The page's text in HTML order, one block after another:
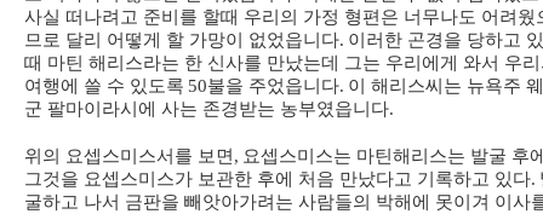
사실 떠나려고 준비를 할때 우리의 가정 형편은 너무나도 어려웠
므로 달리 어떻게 할 가망이 없었읍니다. 이러한 곤경을 당하고
때 마틴 해리스라는 한 신사를 만났는데 그는 우리에게 와서 우
여행에 쓸 수 있도록 50불을 주었읍니다. 이 해리스씨는 뉴욕주
군 팔마이라시에 사는 존경받는 농부였읍니다.
위의 요셉스미스서를 보면 , 요셉스미스는 마틴해리스는 발굴 후
그것을 요셉스미스가 보관한 후에 처음 만났다고 기록하고 있다.
굴하고 나서 금판을 빼앗아가려는 사람들의 박해에 못이겨 이사